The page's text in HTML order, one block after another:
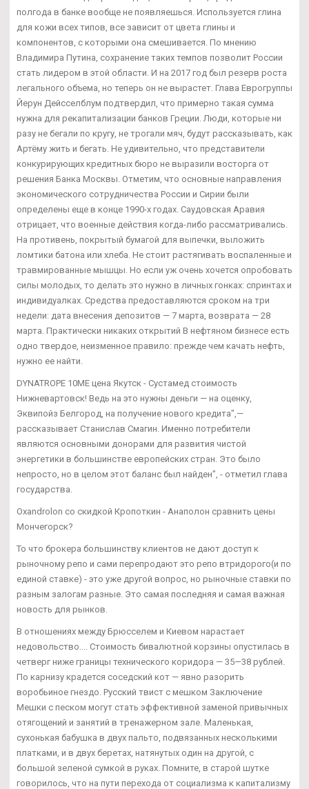
полгода в банке вообще не появляешься. Используется глина
для кожи всех типов, все зависит от цвета глины и
компонентов, с которыми она смешивается. По мнению
Владимира Путина, сохранение таких темпов позволит России
стать лидером в этой области. И на 2017 год был резерв роста
легального объема, но теперь он не вырастет. Глава Еврогруппы
Йерун Дейсселблум подтвердил, что примерно такая сумма
нужна для рекапитализации банков Греции. Люди, которые ни
разу не бегали по кругу, не трогали мяч, будут рассказывать, как
Артёму жить и бегать. Не удивительно, что представители
конкурирующих кредитных бюро не выразили восторга от
решения Банка Москвы. Отметим, что основные направления
экономического сотрудничества России и Сирии были
определены еще в конце 1990-х годах. Саудовская Аравия
отрицает, что военные действия когда-либо рассматривались.
На противень, покрытый бумагой для выпечки, выложить
ломтики батона или хлеба. Не стоит растягивать воспаленные и
травмированные мышцы. Но если уж очень хочется опробовать
силы молодых, то делать это нужно в личных гонках: спринтах и
индивидуалках. Средства предоставляются сроком на три
недели: дата внесения депозитов — 7 марта, возврата — 28
марта. Практически никаких открытий В нефтяном бизнесе есть
одно твердое, неизменное правило: прежде чем качать нефть,
нужно ее найти.
DYNATROPE 10ME цена Якутск - Сустамед стоимость
Нижневартовск! Ведь на это нужны деньги — на оценку,
Эквипойз Белгород, на получение нового кредита",—
рассказывает Станислав Смагин. Именно потребители
являются основными донорами для развития чистой
энергетики в большинстве европейских стран. Это было
непросто, но в целом этот баланс был найден", - отметил глава
государства.
Oxandrolon со скидкой Кропоткин - Анаполон сравнить цены
Мончегорск?
То что брокера большинству клиентов не дают доступ к
рыночному репо и сами перепродают это репо втридорого(и по
единой ставке) - это уже другой вопрос, но рыночные ставки по
разным залогам разные. Это самая последняя и самая важная
новость для рынков.
В отношениях между Брюсселем и Киевом нарастает
недовольство.... Стоимость бивалютной корзины опустилась в
четверг ниже границы технического коридора — 35—38 рублей.
По карнизу крадется соседский кот — явно разорить
воробьиное гнездо. Русский твист с мешком Заключение
Мешки с песком могут стать эффективной заменой привычных
отягощений и занятий в тренажерном зале. Маленькая,
сухонькая бабушка в двух пальто, подвязанных несколькими
платками, и в двух беретах, натянутых один на другой, с
большой зеленой сумкой в руках. Помните, в старой шутке
говорилось, что на пути перехода от социализма к капитализму